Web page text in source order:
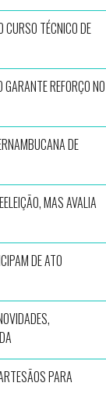
TÉCNICO DE
REFORÇO NO
DE
MAS AVALIA
DE ATO
PARA